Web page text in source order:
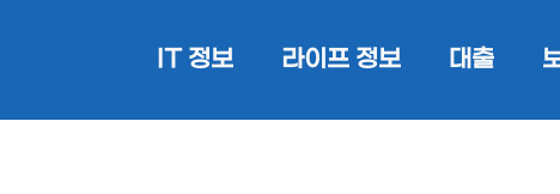
IT 정보 라이프 정보 대출